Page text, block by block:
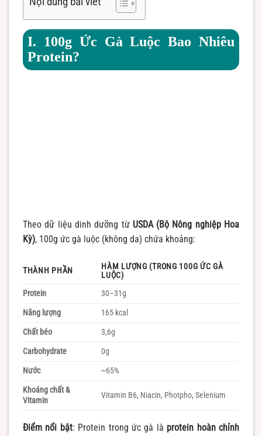
I. 100g Ức Gà Luộc Bao Nhiêu
Protein?
Theo dữ liệu dinh dưỡng từ USDA (Bộ Nông nghiệp Hoa
Kỳ), 100g ức gà luộc (không da) chứa khoảng:
THÀNH PHẦN
HÀM LƯỢNG (TRONG 100G ỨC GÀ
LUỘC)
Protein
30–31g
Năng lượng
165 kcal
Chất béo
3,6g
Carbohydrate
0g
Nước
~65%
Khoáng chất &
Vitamin
Vitamin B6, Niacin, Photpho, Selenium
Điểm nổi bật: Protein trong ức gà là protein hoàn chỉnh